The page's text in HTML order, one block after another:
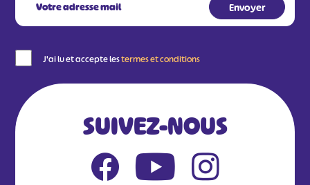
J'ai lu et accepte lestermes et conditions
SUIVEZ-NOUS